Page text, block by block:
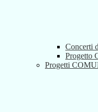
Concerti
Progetto
Progetti